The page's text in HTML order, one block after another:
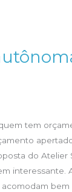
tem
do Atelier
interessante.
bem